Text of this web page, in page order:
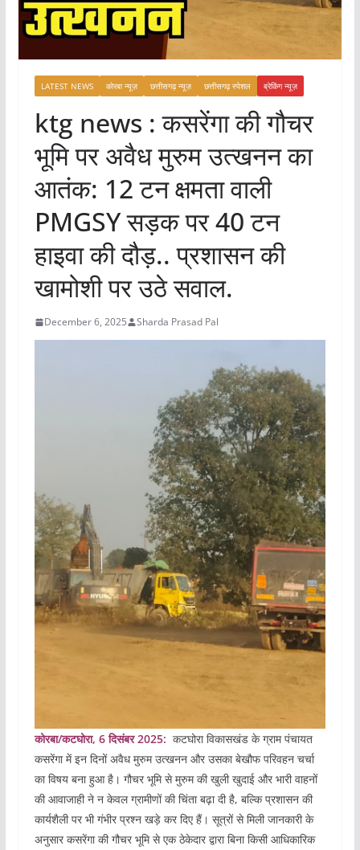
LATEST NEWS कोरबा न्यूज़ छत्तीसगढ़ न्यूज़ छत्तीसगढ़ स्पेशल ब्रेकिंग न्यूज़
ktg news : कसरेंगा की गौचर
भूमि पर अवैध मुरुम उत्खनन का
आतंक: 12 टन क्षमता वाली
PMGSY सड़क पर 40 टन
हाइवा की दौड़.. प्रशासन की
खामोशी पर उठे सवाल.
December 6, 2025 Sharda Prasad Pal
कोरबा/कटघोरा, 6 दिसंबर 2025: कटघोरा विकासखंड के ग्राम पंचायत
कसरेंगा में इन दिनों अवैध मुरुम उत्खनन और उसका बेखौफ परिवहन चर्चा
का विषय बना हुआ है। गौचर भूमि से मुरुम की खुली खुदाई और भारी वाहनों
की आवाजाही ने न केवल ग्रामीणों की चिंता बढ़ा दी है, बल्कि प्रशासन की
कार्यशैली पर भी गंभीर प्रश्न खड़े कर दिए हैं। सूत्रों से मिली जानकारी के
अनुसार कसरेंगा की गौचर भूमि से एक ठेकेदार द्वारा बिना किसी आधिकारिक
e